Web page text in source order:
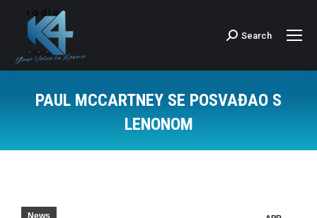
Search:
Search
PAUL MCCARTNEY SE POSVAĐAO S
LENONOM
News